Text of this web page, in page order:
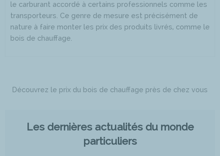
le carburant accordé à certains professionnels comme les
transporteurs. Ce genre de mesure est précisément de
nature à faire monter les prix des produits livrés, comme le
bois de chauffage.
Découvrez le prix du bois de chauffage près de chez vous
Les dernières actualités du monde
particuliers